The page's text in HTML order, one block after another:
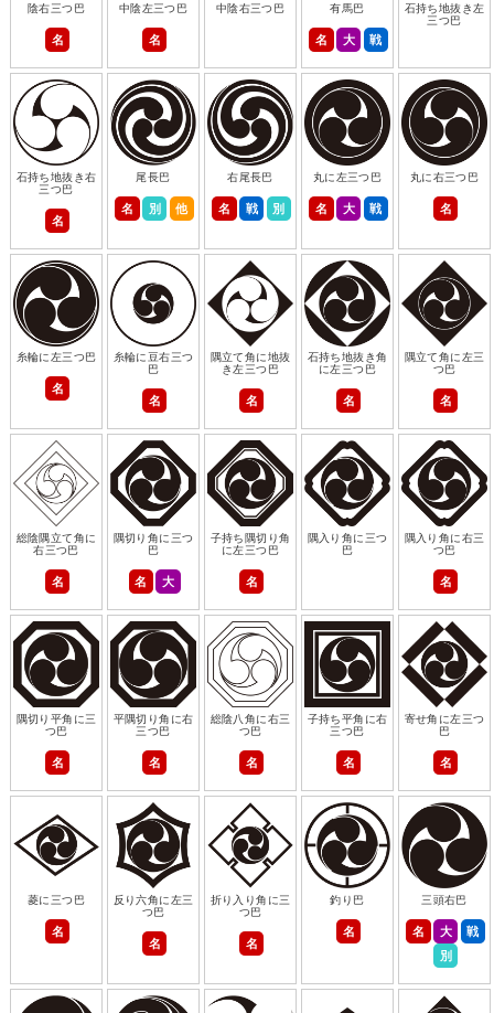
陰右三つ巴
名
中陰左三つ巴
名
中陰右三つ巴 有馬巴
名 大 戦
石持ち地抜き左
三つ巴
石持ち地抜き右
三つ巴
名
尾長巴
名 別 他
右尾長巴
名 戦 別
丸に左三つ巴
名 大 戦
丸に右三つ巴
名
糸輪に左三つ巴
名
糸輪に豆右三つ
巴
名
隅立て角に地抜
き左三つ巴
名
石持ち地抜き角
に左三つ巴
名
隅立て角に左三
つ巴
名
総陰隅立て角に
右三つ巴
名
隅切り角に三つ
巴
名 大
子持ち隅切り角
に左三つ巴
名
隅入り角に三つ
巴
隅入り角に右三
つ巴
名
隅切り平角に三
つ巴
名
平隅切り角に右
三つ巴
名
総陰八角に右三
つ巴
名
子持ち平角に右
三つ巴
名
寄せ角に左三つ
巴
名
菱に三つ巴
名
反り六角に左三
つ巴
名
折り入り角に三
つ巴
名
釣り巴
名
三頭右巴
名 大
戦
別